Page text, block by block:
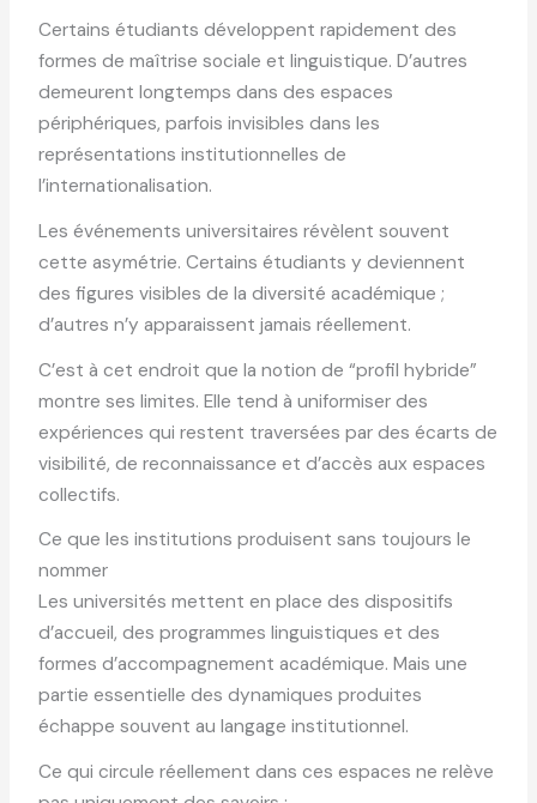
Certains étudiants développent rapidement des
formes de maîtrise sociale et linguistique. D’autres
demeurent longtemps dans des espaces
périphériques, parfois invisibles dans les
représentations institutionnelles de
l’internationalisation.
Les événements universitaires révèlent souvent
cette asymétrie. Certains étudiants y deviennent
des figures visibles de la diversité académique ;
d’autres n’y apparaissent jamais réellement.
C’est à cet endroit que la notion de “profil hybride”
montre ses limites. Elle tend à uniformiser des
expériences qui restent traversées par des écarts de
visibilité, de reconnaissance et d’accès aux espaces
collectifs.
Ce que les institutions produisent sans toujours le
nommer
Les universités mettent en place des dispositifs
d’accueil, des programmes linguistiques et des
formes d’accompagnement académique. Mais une
partie essentielle des dynamiques produites
échappe souvent au langage institutionnel.
Ce qui circule réellement dans ces espaces ne relève